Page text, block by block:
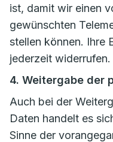
ist, damit wir einen
gewünschten
stellen können. Ihre
jederzeit widerrufen.
4. Weitergabe der
Auch bei der
Daten handelt es
Sinne der